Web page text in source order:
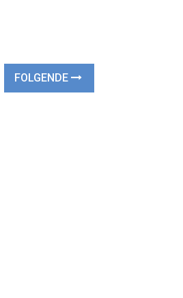
FOLGENDE